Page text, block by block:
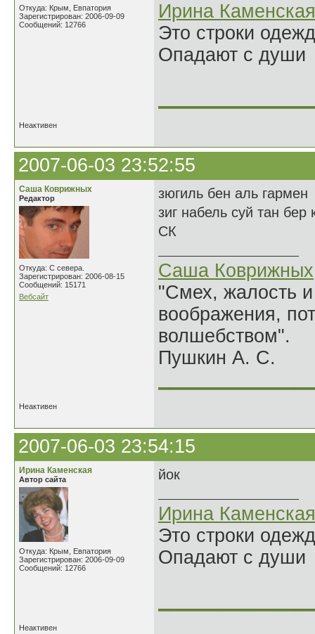
Откуда: Крым, Евпатория
Зарегистрирован: 2006-09-09
Сообщений: 12766
Ирина Каменская
Это строки
Опадают с души
Неактивен
2007-06-03 23:52:55
Саша Коврижных
Редактор
Откуда: С севера.
Зарегистрирован: 2006-08-15
Сообщений: 15171
Вебсайт
зюгиль бен аль гармен
зиг набель суй тан бер
СК
Саша Коврижных
"Смех, жалость
воображения,
волшебством".
Пушкин А. С.
Неактивен
2007-06-03 23:54:15
Ирина Каменская
Автор сайта
Откуда: Крым, Евпатория
Зарегистрирован: 2006-09-09
Сообщений: 12766
йок
Ирина Каменская
Это строки
Опадают с души
Неактивен